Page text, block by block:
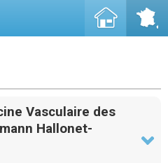
Vasculaire des
Hallonet-